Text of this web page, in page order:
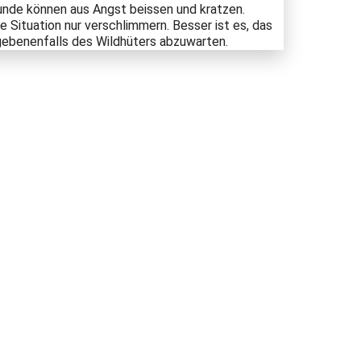
können aus Angst beissen und kratzen.
Situation nur verschlimmern. Besser ist es, das
des Wildhüters abzuwarten.